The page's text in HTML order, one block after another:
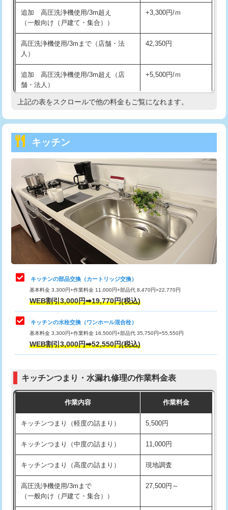
交換・取付（その他部品） 11,000円+材料費
持込商品取付（単水栓） 13,200円
持込商品取付（混合水栓）
持込商品取付（浄水器・分岐水栓） 16,500円
持込商品取付（温水洗浄便座） 22,000円
持込商品取付（普通便座⇔温水洗浄便
22,000円
給水管工事※（ホール加工)
給水管工事※（バンド止め) 3,300円
給水管工事※（支持金具設置) 5,500円
給水管工事※（保温材使用（バンド止
め込み）)
5,500円
給水管工事※（土の掘削・埋め戻し作
11,000円
給水管工事※（塩ビ管（VP・HI）使
用/3ｍまで)
給水管工事※（塩ビ管（VP・HI）使
用（追加）/3ｍ超え)
給水管工事※（ライニング鋼管・銅
管・ポリ管・HT管使用/3ｍまで)
44,000円
管・ポリ管・HT管使用/3ｍ超え)
排水管工事（土の掘削・埋め戻し作
11,000円~
排水管工事（排水管工事/3ｍまで） 55,000円
排水管工事（追加 排水管工事/3ｍ超
+11,000円
マス交換（土の掘削・埋め戻し作業）
マス交換（深さ50㎝未満）
追加 高圧洗浄機使用/3m超え
（一般向け（戸建て・集合））
+3,300円/ｍ
高圧洗浄機使用/3mまで（店舗・法
人）
42,350円
追加 高圧洗浄機使用/3m超え（店
舗・法人）
+5,500円/ｍ
高度高圧洗浄換 現地調査
トーラー機使用/3mまで
追加トーラー機使用/3m超え +3,300円
カメラ調査 33,000円
桝清掃 8,800円
止水・漏水調査・防水処理・清掃・修
理・調整・分解・加工など（軽作業）
11,000円
止水・漏水調査・防水処理・清掃・修
理・調整・分解・加工など（中作業）
22,000円
止水・漏水調査・防水処理・清掃・修
理・調整・分解・加工など（重作業）
33,000円
お風呂タンク脱着
その他部品の脱着
式・ワンホール）)
交換・取付(排水栓・排水トラップ
22,000円+材料費
持込商品取付（単水栓）
上記の表をスクロールで他の料金もご覧になれます。
キッチン
キッチンの部品交換（カートリッジ交換）
基本料金 3,300円+作業料金 11,000円+部品代 8,470円=22,770円
WEB割引3,000円➡19,770円(税込)
キッチンの水栓交換（ワンホール混合栓）
基本料金 3,300円+作業料金 16,500円+部品代 35,750円=55,550円
WEB割引3,000円➡52,550円(税込)
キッチンつまり・水漏れ修理の作業料金表
作業内容 作業料金
キッチンつまり（軽度の詰まり） 5,500円
キッチンつまり（中度の詰まり） 11,000円
キッチンつまり（高度の詰まり） 現地調査
高圧洗浄機使用/3mまで
（一般向け（戸建て・集合））
27,500円～